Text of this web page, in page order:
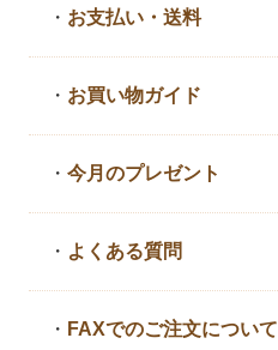
・ お支払い・送料
・ お買い物ガイド
・今月のプレゼント
・ よくある質問
・ FAXでのご注文について